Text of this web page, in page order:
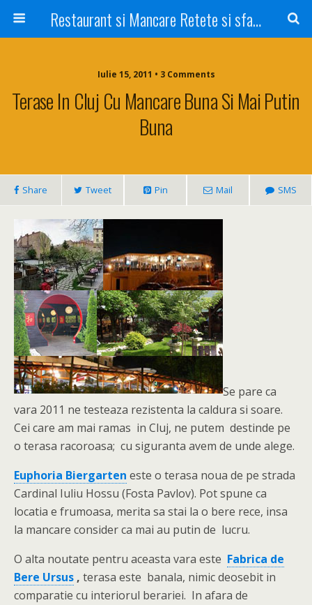
Restaurant si Mancare Retete si sfaturi Picant bun si rapid
Iulie 15, 2011 • 3 Comments
Terase In Cluj Cu Mancare Buna Si Mai Putin
Buna
Share Tweet Pin Mail SMS
Se pare ca
vara 2011 ne testeaza rezistenta la caldura si soare.
Cei care am mai ramas in Cluj, ne putem destinde pe
o terasa racoroasa; cu siguranta avem de unde alege.
Euphoria Biergarten este o terasa noua de pe strada
Cardinal Iuliu Hossu (Fosta Pavlov). Pot spune ca
locatia e frumoasa, merita sa stai la o bere rece, insa
la mancare consider ca mai au putin de lucru.
O alta noutate pentru aceasta vara este Fabrica de
Bere Ursus , terasa este banala, nimic deosebit in
comparatie cu interiorul berariei. In afara de